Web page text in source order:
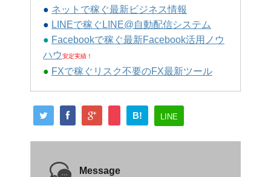
● ネットで稼ぐ最新ビジネス情報
● LINEで稼ぐLINE@自動配信システム
● Facebookで稼ぐ最新Facebook活用ノウ
ハウ安定実績！
● FXで稼ぐリスク不要のFX最新ツール
B! LINE
Message